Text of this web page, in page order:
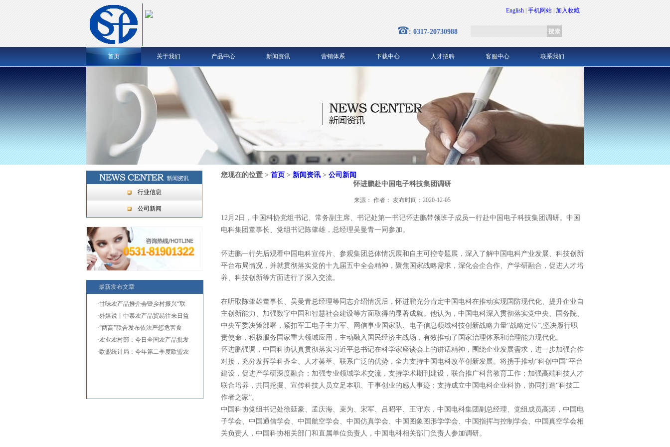
English 手机网站 加入收藏
: 0317-20730988
首页 关于我们 产品中心 新闻资讯 营销体系 下载中心 人才招聘 客服中心 联系我们
行业信息
公司新闻
最新发布文章
·甘味农产品推介会暨乡村振兴“联
·外媒说丨中泰农产品贸易往来日益
·“两高”联合发布依法严惩危害食
·农业农村部：今日全国农产品批发
·欧盟统计局：今年第二季度欧盟农
您现在的位置 > 首页 > 新闻资讯 > 公司新闻
怀进鹏赴中国电子科技集团调研
来源： 作者： 发布时间：2020-12-05
12月2日，中国科协党组书记、常务副主席、书记处第一书记怀进鹏带领班子成员一行赴中国电子科技集团调研。中国
电科集团董事长、党组书记陈肇雄，总经理吴曼青一同参加。
怀进鹏一行先后观看中国电科宣传片、参观集团总体情况展和自主可控专题展，深入了解中国电科产业发展、科技创新
平台布局情况，并就贯彻落实党的十九届五中全会精神，聚焦国家战略需求，深化会企合作、产学研融合，促进人才培
养、科技创新等方面进行了深入交流。
在听取陈肇雄董事长、吴曼青总经理等同志介绍情况后，怀进鹏充分肯定中国电科在推动实现国防现代化、提升企业自
主创新能力、加强数字中国和智慧社会建设等方面取得的显著成就。他认为，中国电科深入贯彻落实党中央、国务院、
中央军委决策部署，紧扣军工电子主力军、网信事业国家队、电子信息领域科技创新战略力量“战略定位”,坚决履行职
责使命，积极服务国家重大领域应用，主动融入国民经济主战场，有效推动了国家治理体系和治理能力现代化。
怀进鹏强调，中国科协认真贯彻落实习近平总书记在科学家座谈会上的讲话精神，围绕企业发展需求，进一步加强合作
对接，充分发挥学科齐全、人才荟萃、联系广泛的优势，全力支持中国电科改革创新发展。将携手推动“科创中国”平台
建设，促进产学研深度融合；加强专业领域学术交流，支持学术期刊建设，联合推广科普教育工作；加强高端科技人才
联合培养，共同挖掘、宣传科技人员立足本职、干事创业的感人事迹；支持成立中国电科企业科协，协同打造“科技工
作者之家”。
中国科协党组书记处徐延豪、孟庆海、束为、宋军、吕昭平、王守东，中国电科集团副总经理、党组成员高涛，中国电
子学会、中国通信学会、中国航空学会、中国仿真学会、中国图象图形学学会、中国指挥与控制学会、中国真空学会相
关负责人，中国科协相关部门和直属单位负责人，中国电科相关部门负责人参加调研。